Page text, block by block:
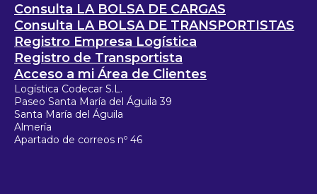
Consulta LA BOLSA DE CARGAS
Consulta LA BOLSA DE TRANSPORTISTAS
Registro Empresa Logística
Registro de Transportista
Acceso a mi Área de Clientes
Logística Codecar S.L.
Paseo Santa María del Águila 39
Santa María del Águila
Almería
Apartado de correos nº 46